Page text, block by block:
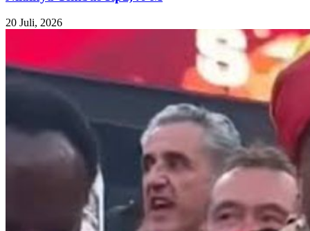
20 Juli, 2026